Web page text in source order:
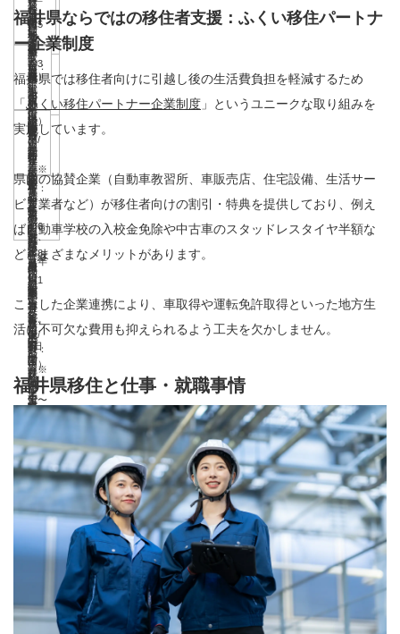
が
福
井
県
内
に
移
住
し、
県
指
定
の
中
小
業
等
規
職
に
申
請）
※
令
和
8
年
3
月
末
ま
で
円
単
身：
6
万
円
子
ど
も
加
算
あ
り
に5
年
以
上
在
住
ま
た
は
通
勤
し、
福
井
県
の
対
象
就
し
な
い
県
外
在
住
者
が
福
井
県
へ
移
住
就
職
等
合
早
期
に
申
請）
※
令
和
8
年
3
月
末
ま
で
円
単
身：
1
0
～
3
0
万
円
※
市
町
に
よ
加
算
あ
り
に
通
算3
年
以
上
居
住
し、
正
規
雇
用
で
県
内
就
職
た
費
助
成
井
で
の
就
職
活
動
や
下
見
に
来
る
際
の
交
通
費
一
月
1
日
～
令
和
8
年
3
月
1
5
日
（※
予
上
限
期
了
1
5,
0
0
0
円/
人
＊
地
域
に
応
じ
3,
0
0
1
5,
円
日
本
国
内
に
居
住
し、
福
井
県
へ
の
移
住
検
討
者
家
含
ク
助
成
社
会
人
が
福
井
に
滞
在
し
て
リ
モ
ー
ト
ワ
ー
ク
験
る
年
4
月
1
日
～
令
和
8
年
3
月
1
5
日
交
通
費：
上
限
1
5,
0
0
0
円
程
度/
回
滞
在
費：
1
県
外
在
住
か
つ
就
業
中
で、
7日
以
上〜
長3
0日
間
滞
奨
学
金
返
還
支
援
職
者
へ
の
奨
学
金
返
済
を
支
援。
福
井
で
く
若
者
の
的
令
和
7
年
度
内
（※
就
職
後
の
一
定
期
間
内
に
申
最
大
年
間
支
援
（年
間
1
0
～
2
万
円、
最
約
新
卒
等
で
県
内
企
業
に
就
職
住
す
満
ポ
ー
ト
報
酬
制
度
移
住
サ
ポ
ー
タ
ー
等
の
紹
介
で
新
た
な
移
者
が
定
場
令
和
6
年
8
月
～
（継
続
実
施
中）
移
住
者：
1
万
pt
紹
介
者：
1
万
（双
方
に
付
令
和6
年8
月1
日
以
降
に
福
井
県
福井県ならではの移住者支援：ふくい移住パートナ
ー企業制度
福井県では移住者向けに引越し後の生活費負担を軽減するため
「ふくい移住パートナー企業制度 」というユニークな取り組みを
実施しています。
県内の協賛企業（自動車教習所、車販売店、住宅設備、生活サー
ビス業者など）が移住者向けの割引・特典を提供しており、例え
ば自動車学校の入校金免除や中古車のスタッドレスタイヤ半額な
どさまざまなメリットがあります。
こうした企業連携により、車取得や運転免許取得といった地方生
活に不可欠な費用も抑えられるよう工夫を欠かしません。
福井県移住と仕事・就職事情